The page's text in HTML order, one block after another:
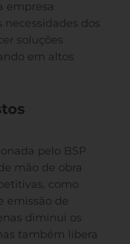
empresa
dos
soluções
em altos
pelo BSP
mão de obra
como
emissão de
diminui os
também libera